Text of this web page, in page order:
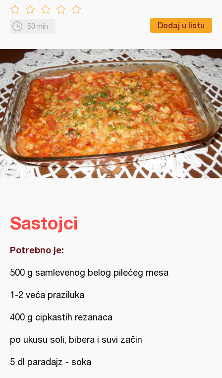
50 min Dodaj u listu
Sastojci
Potrebno je:
500 g samlevenog belog pilećeg mesa
1-2 veća praziluka
400 g cipkastih rezanaca
po ukusu soli, bibera i suvi začin
5 dl paradajz - soka